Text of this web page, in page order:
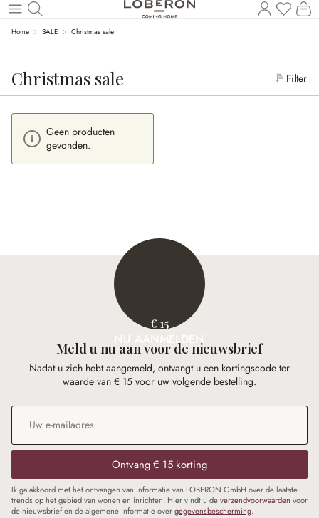
Naar de hoofdinhoud
Home SALE Christmas sale
Christmas sale Filter
Geen producten
gevonden.
€ 15
NU AANMELDEN
Meld u nu aan voor de nieuwsbrief
Nadat u zich hebt aangemeld, ontvangt u een kortingscode ter
waarde van € 15 voor uw volgende bestelling.
E-mailadres
Ontvang € 15 korting
Ik ga akkoord met het ontvangen van informatie van LOBERON GmbH over de laatste
trends op het gebied van wonen en inrichten. Hier vindt u deverzendvoorwaarden voor
de nieuwsbrief en de algemene informatie overgegevensbescherming.